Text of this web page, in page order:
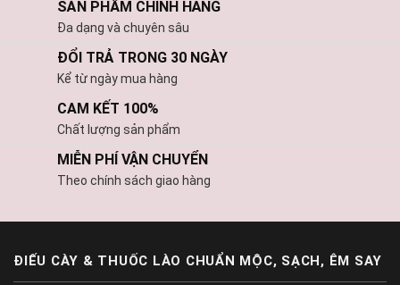
SẢN PHẨM CHÍNH HÃNG
Đa dạng và chuyên sâu
ĐỔI TRẢ TRONG 30 NGÀY
Kể từ ngày mua hàng
CAM KẾT 100%
Chất lượng sản phẩm
MIỄN PHÍ VẬN CHUYỂN
Theo chính sách giao hàng
ĐIẾU CÀY & THUỐC LÀO CHUẨN MỘC, SẠCH, ÊM SAY